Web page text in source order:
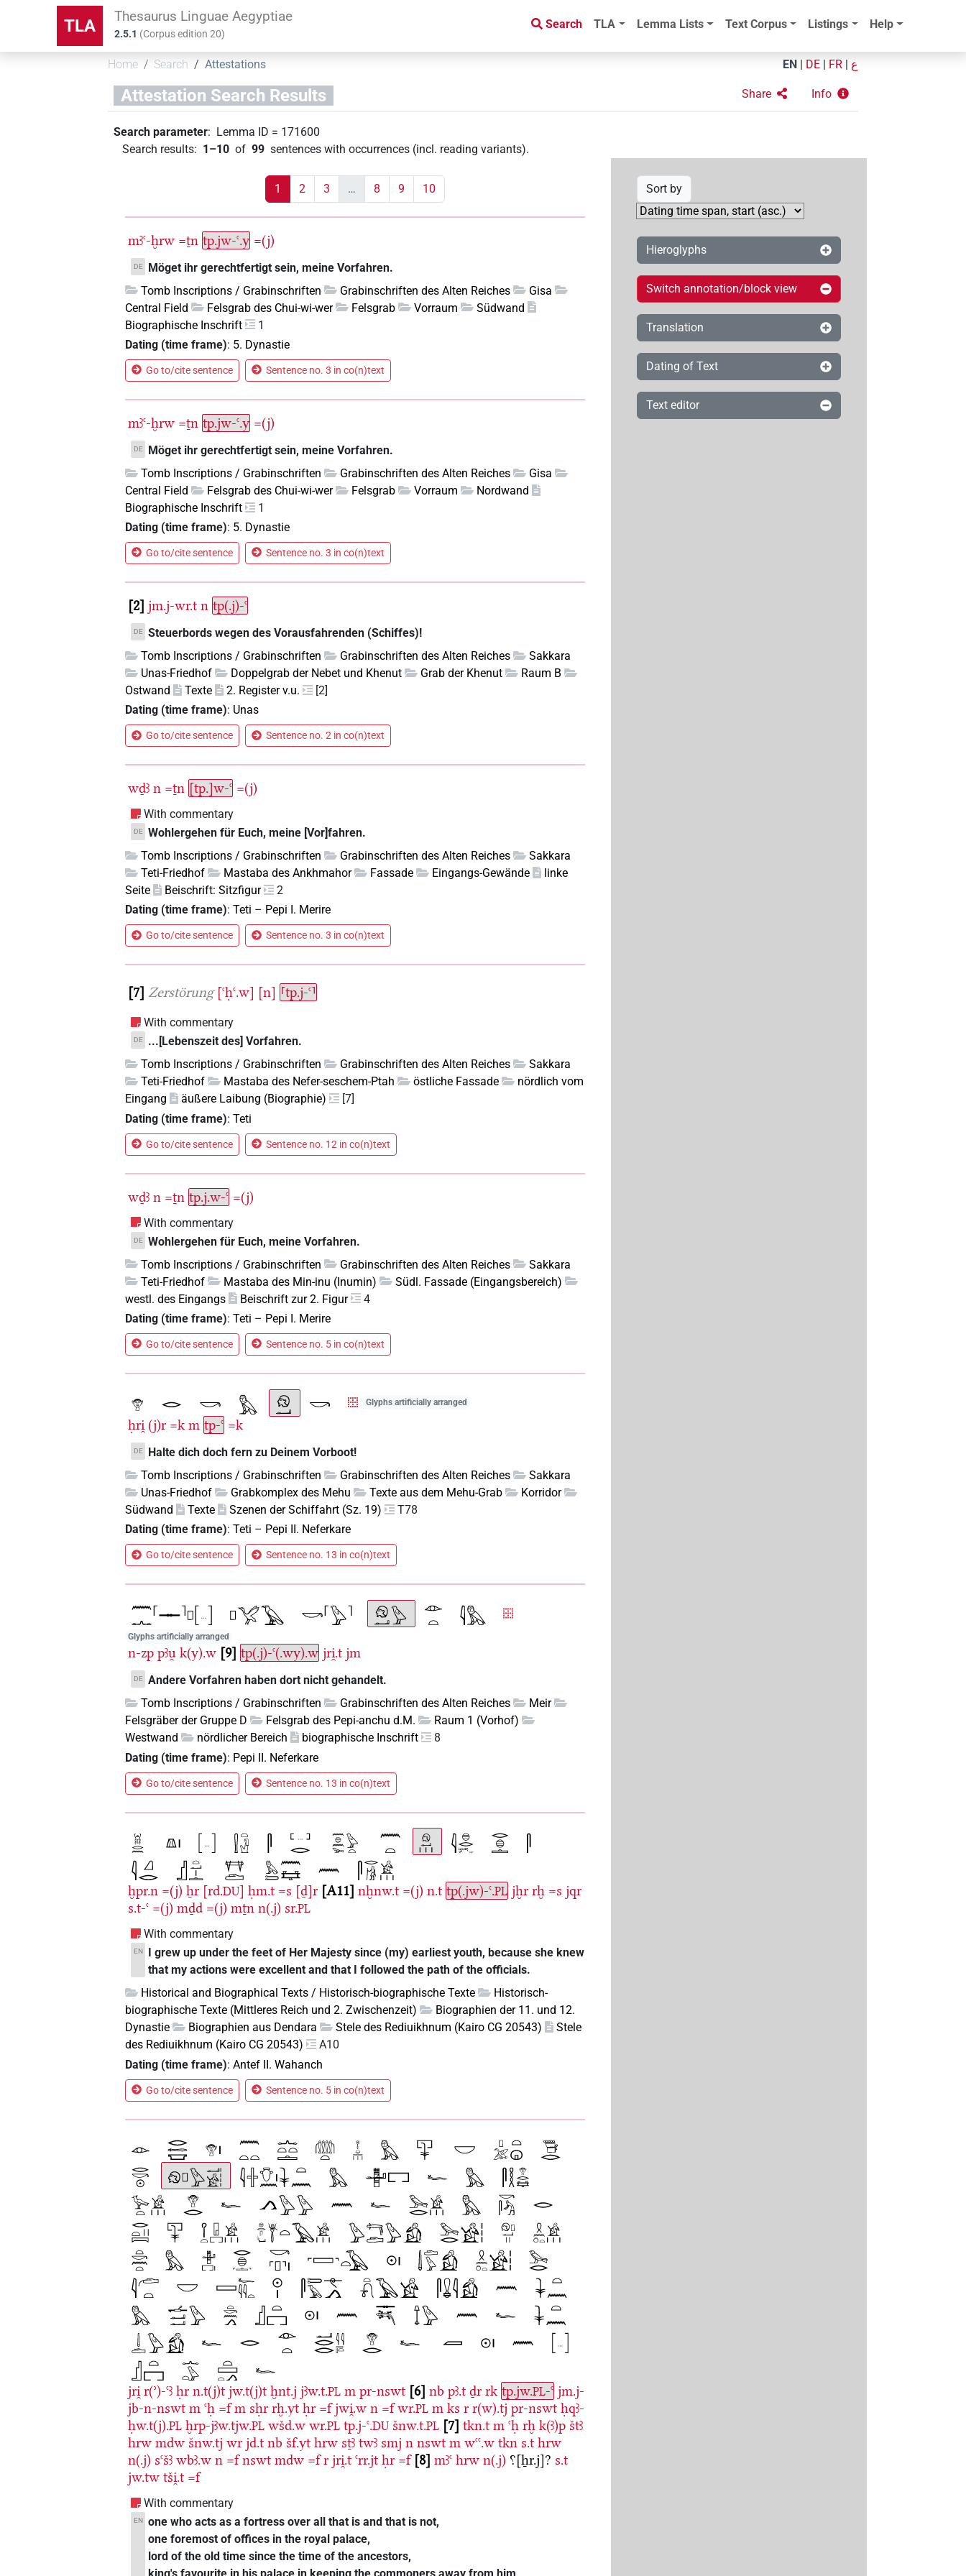
TLA Thesaurus Linguae Aegyptiae
2.5.1 (Corpus edition20)
Search TLA Lemma Lists Text Corpus Listings Help
Home Search Attestations EN DE FR ع
Attestation Search Results Share Info
Search parameter: Lemma ID = 171600
Search results: 1–10 of 99 sentences with occurrences (incl. reading variants).
1 2 3 … 8 9 10
mꜣꜥ-ḫrw =ṯn tp.jw-ꜥ.y =(j)
DE
Möget ihr gerechtfertigt sein, meine Vorfahren.
Tomb Inscriptions / Grabinschriften
Grabinschriften des Alten Reiches
Gisa
Central Field
Felsgrab des Chui-wi-wer Felsgrab Vorraum
Südwand
Biographische Inschrift
1
Dating (time frame): 5. Dynastie
Go to/cite sentence Sentence no. 3 in co(n)text
mꜣꜥ-ḫrw =ṯn tp.jw-ꜥ.y =(j)
DE
Möget ihr gerechtfertigt sein, meine Vorfahren.
Tomb Inscriptions / Grabinschriften
Grabinschriften des Alten Reiches
Gisa
Central Field
Felsgrab des Chui-wi-wer Felsgrab Vorraum
Nordwand
Biographische Inschrift
1
Dating (time frame): 5. Dynastie
Go to/cite sentence Sentence no. 3 in co(n)text
2 jm.j-wr.t n tp(.j)-ꜥ
DE Steuerbords wegen des Vorausfahrenden (Schiffes)!
Tomb Inscriptions / Grabinschriften
Grabinschriften des Alten Reiches
Sakkara
Unas-Friedhof
Doppelgrab der Nebet und Khenut Grab der Khenut
Raum B
Ostwand
Texte 2. Register v.u.
[2]
Dating (time frame): Unas
Go to/cite sentence Sentence no. 2 in co(n)text
wḏꜣ n =ṯn [tp.]w-ꜥ =(j)
With commentary
DE Wohlergehen für Euch, meine [Vor]fahren.
Tomb Inscriptions / Grabinschriften
Grabinschriften des Alten Reiches
Sakkara
Teti-Friedhof
Mastaba des Ankhmahor Fassade Eingangs-Gewände
linke
Seite
Beischrift: Sitzfigur
2
Dating (time frame):Teti – Pepi I. Merire
Go to/cite sentence Sentence no. 3 in co(n)text
7 Zerstörung [ꜥḥꜥ.w] [n] ⸢tp.j-ꜥ⸣
With commentary
DE
...[Lebenszeit des] Vorfahren.
Tomb Inscriptions / Grabinschriften
Grabinschriften des Alten Reiches
Sakkara
Teti-Friedhof
Mastaba des Nefer-seschem-Ptah östliche Fassade
nördlich vom
Eingang
äußere Laibung (Biographie)
[7]
Dating (time frame):Teti
Go to/cite sentence Sentence no. 12 in co(n)text
wḏꜣ n =ṯn tp.j.w-ꜥ =(j)
With commentary
DE Wohlergehen für Euch, meine Vorfahren.
Tomb Inscriptions / Grabinschriften
Grabinschriften des Alten Reiches
Sakkara
Teti-Friedhof
Mastaba des Min-inu (Inumin)
Südl. Fassade (Eingangsbereich)
westl. des Eingangs
Beischrift zur 2. Figur
4
Dating (time frame):Teti – Pepi I. Merire
Go to/cite sentence Sentence no. 5 in co(n)text
Glyphs artificially arranged
ḥri̯ (j)r =k m tp-ꜥ =k
DE
Halte dich doch fern zu Deinem Vorboot!
Tomb Inscriptions / Grabinschriften
Grabinschriften des Alten Reiches
Sakkara
Unas-Friedhof
Grabkomplex des Mehu Texte aus dem Mehu-Grab
Korridor
Südwand
Texte Szenen der Schiffahrt (Sz. 19)
T78
Dating (time frame):Teti – Pepi II. Neferkare
Go to/cite sentence Sentence no. 13 in co(n)text
Glyphs artificially arranged
n-zp pꜣu̯ k(y).w 9 tp(.j)-ꜥ(.wy).w jri̯.t jm
DE Andere Vorfahren haben dort nicht gehandelt.
Tomb Inscriptions / Grabinschriften
Grabinschriften des Alten Reiches
Meir
Felsgräber der Gruppe D
Felsgrab des Pepi-anchu d.M.
Raum 1 (Vorhof)
Westwand
nördlicher Bereich biographische Inschrift
8
Dating (time frame): Pepi II. Neferkare
Go to/cite sentence Sentence no. 13 in co(n)text
ḫpr.n =(j) ẖr [rd.DU] ḥm.t =s [ḏ]r A11 nḫnw.t =(j) n.t tp(.jw)-ꜥ.PL jḫr rḫ =s jqr
s.t-ꜥ =(j) mḏd =(j) mṯn n(.j) sr.PL
With commentary
EN
I grew up under the feet of Her Majesty since (my) earliest youth, because she knew
that my actions were excellent and that I followed the path of the officials.
Historical and Biographical Texts / Historisch-biographische Texte
Historisch-
biographische Texte (Mittleres Reich und 2. Zwischenzeit)
Biographien der 11. und 12.
Dynastie
Biographien aus Dendara Stele des Rediuikhnum (Kairo CG 20543)
Stele
des Rediuikhnum (Kairo CG 20543)
A10
Dating (time frame):Antef II. Wahanch
Go to/cite sentence Sentence no. 5 in co(n)text
jri̯ r(ʾ)-ꜥꜣ ḥr n.t(j)t jw.t(j)t ḫnt.j jꜣw.t.PL m pr-nswt 6 nb pꜣ.t ḏr rk tp.jw.PL-ꜥ jm.j-
jb-n-nswt m ꜥḥ =f m sḥr rḫ.yt ḥr =f jwi̯.w n =f wr.PL m ks r r(w).tj pr-nswt ḥqꜣ-
ḥw.t(j).PL ḫrp-jꜣw.tjw.PL wšd.w wr.PL tp.j-ꜥ.DU šnw.t.PL 7 tkn.t m ꜥḥ rḫ k(ꜣ)p štꜣ
hrw mdw šnw.tj wr jd.t nb šf.yt hrw sṯꜣ twꜣ smj n nswt m wꜥꜥ.w tkn s.t hrw
n(.j) sꜥšꜣ wbꜣ.w n =f nswt mdw =f r jri̯.t ꜥrr.jt ḥr =f 8 mꜣꜥ hrw n(.j) ⸮[ẖr.j]? s.t
jw.tw tši̯.t =f
With commentary
EN one who acts as a fortress over all that is and that is not,
one foremost of offices in the royal palace,
lord of the old time since the time of the ancestors,
Sort by
Hieroglyphs
Switch annotation/block view
Translation
Dating of Text
Text editor